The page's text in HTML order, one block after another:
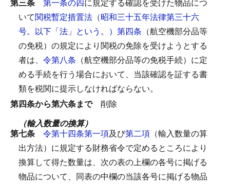
いて関税暫定措置法（昭和三十五年法律第三十六
号。以下「法」という。）第四条 （航空機部分品等
の免税）の規定により関税の免除を受けようとする
者は、 令第八条 （航空機部分品等の免税手続）に定
める手続を行う場合において、当該確認を証する書
類を税関に提示しなければならない。
第四条から第六条まで 削除
（輸入数量の換算）
第七条 令第十四条第一項及び第二項 （輸入数量の算
出方法）に規定する財務省令で定めるところにより
換算して得た数量は、次の表の上欄の各号に掲げる
物品について、同表の中欄の当該各号に掲げる物品